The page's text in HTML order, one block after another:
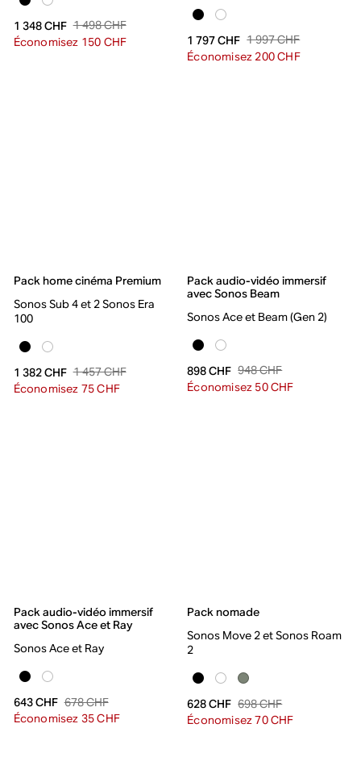
1 348 CHF 1 498 CHF
Économisez 150 CHF
1 797 CHF 1 997 CHF
Économisez 200 CHF
Pack home cinéma Premium
Sonos Sub 4 et 2 Sonos Era
100
1 382 CHF 1 457 CHF
Économisez 75 CHF
Pack audio-vidéo immersif
avec Sonos Beam
Sonos Ace et Beam (Gen 2)
898 CHF 948 CHF
Économisez 50 CHF
Pack audio-vidéo immersif
avec Sonos Ace et Ray
Sonos Ace et Ray
643 CHF 678 CHF
Économisez 35 CHF
Pack nomade
Sonos Move 2 et Sonos Roam
2
628 CHF 698 CHF
Économisez 70 CHF